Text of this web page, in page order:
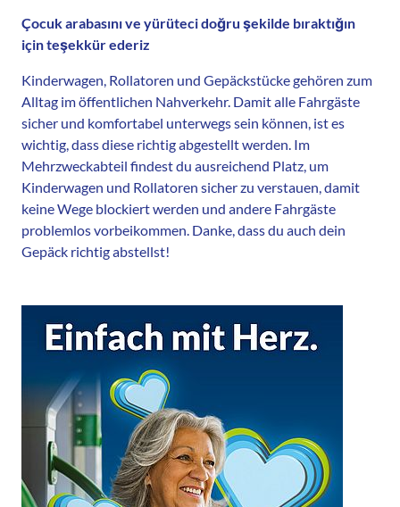
Çocuk arabasını ve yürüteci doğru şekilde bıraktığın
için teşekkür ederiz
Kinderwagen, Rollatoren und Gepäckstücke gehören zum
Alltag im öffentlichen Nahverkehr. Damit alle Fahrgäste
sicher und komfortabel unterwegs sein können, ist es
wichtig, dass diese richtig abgestellt werden. Im
Mehrzweckabteil findest du ausreichend Platz, um
Kinderwagen und Rollatoren sicher zu verstauen, damit
keine Wege blockiert werden und andere Fahrgäste
problemlos vorbeikommen. Danke, dass du auch dein
Gepäck richtig abstellst!